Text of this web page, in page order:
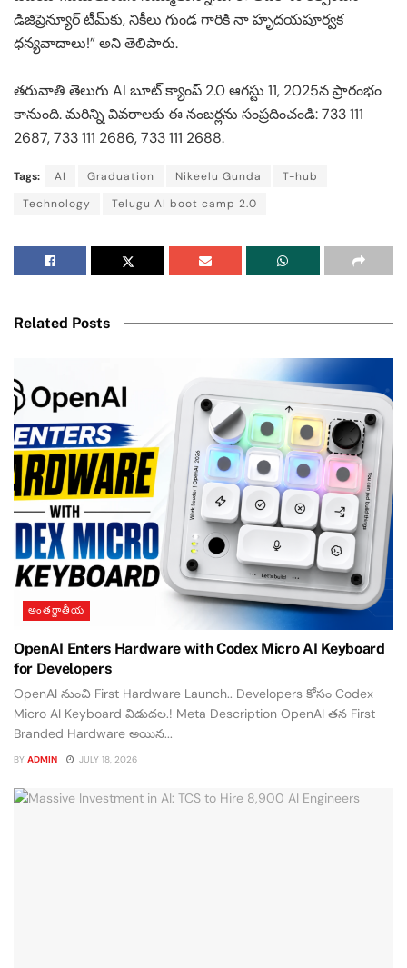
డిజిప్రెన్యూర్ టీమ్‌కు, నికీలు గుండ గారికి నా హృదయపూర్వక
ధన్యవాదాలు!” అని తెలిపారు.
తరువాతి తెలుగు AI బూట్ క్యాంప్ 2.0 ఆగస్టు 11, 2025న ప్రారంభం
కానుంది. మరిన్ని వివరాలకు ఈ నంబర్లను సంప్రదించండి: 733 111
2687, 733 111 2686, 733 111 2688.
Tags: AI Graduation Nikeelu Gunda
T-hub
Technology
Telugu AI boot camp 2.0
Related Posts
అంతర్జాతీయ
OpenAI Enters Hardware with Codex Micro AI Keyboard
for Developers
OpenAI నుంచి First Hardware Launch.. Developers కోసం Codex
Micro AI Keyboard విడుదల.! Meta Description OpenAI తన First
Branded Hardware అయిన...
BY ADMIN JULY 18, 2026